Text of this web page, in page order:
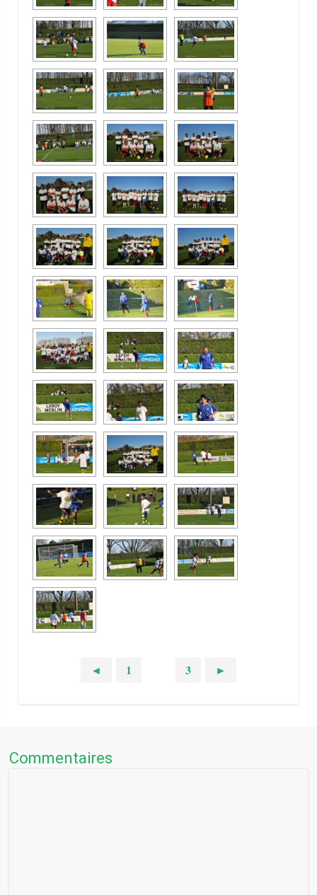
◄ 1 3 ►
Commentaires